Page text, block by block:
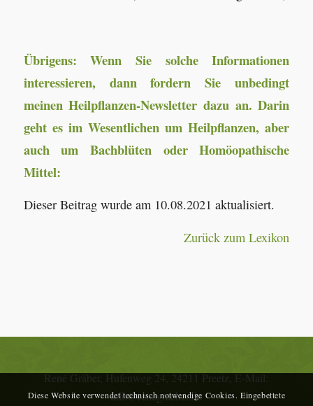
Übrigens: Wenn Sie solche Informationen
interessieren, dann fordern Sie unbedingt
meinen Heilpflanzen-Newsletter dazu an. Darin
geht es im Wesentlichen um Heilpflanzen, aber
auch um Bachblüten oder Homöopathische
Mittel:
Dieser Beitrag wurde am 10.08.2021 aktualisiert.
Zurück zum Lexikon
René Gräber, Hufenweg 24, 24211 Preetz, E-Mail:
info@renegraeber.de
Diese Website verwendet technisch notwendige Cookies. Eingebettete